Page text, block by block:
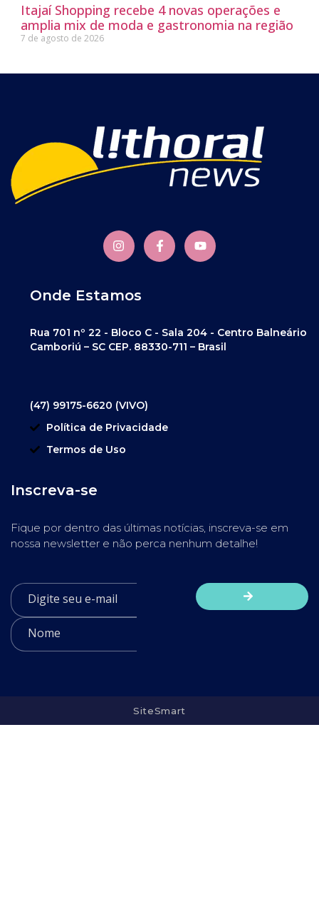
Itajaí Shopping recebe 4 novas operações e
amplia mix de moda e gastronomia na região
7 de agosto de 2026
Onde Estamos
Rua 701 nº 22 - Bloco C - Sala 204 - Centro Balneário
Camboriú – SC CEP. 88330-711 – Brasil
(47) 99175-6620 (VIVO)
Política de Privacidade
Termos de Uso
Inscreva-se
Fique por dentro das últimas notícias, inscreva-se em
nossa newsletter e não perca nenhum detalhe!
SiteSmart